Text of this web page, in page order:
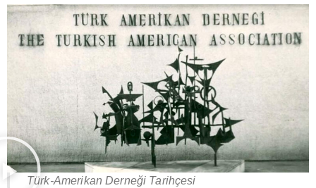
Türk-Amerikan Derneği Tarihçesi